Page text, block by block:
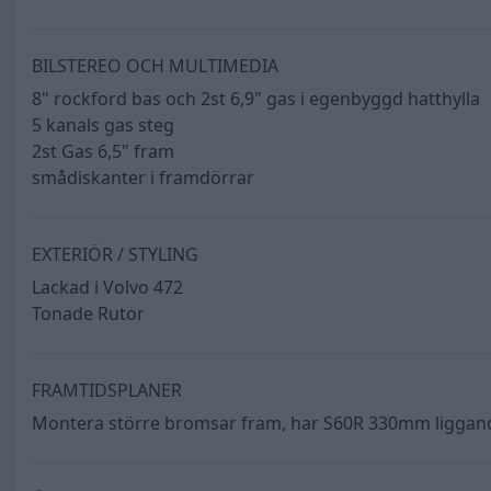
BILSTEREO OCH MULTIMEDIA
8" rockford bas och 2st 6,9" gas i egenbyggd hatthylla
5 kanals gas steg
2st Gas 6,5" fram
smådiskanter i framdörrar
EXTERIÖR / STYLING
Lackad i Volvo 472
Tonade Rutor
FRAMTIDSPLANER
Montera större bromsar fram, har S60R 330mm